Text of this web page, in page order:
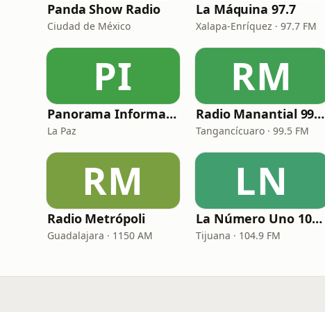
Panda Show Radio
Ciudad de México
La Máquina 97.7
Xalapa-Enríquez · 97.7 FM
PI
Panorama Informativo
La Paz
RM
Radio Manantial 99.5 FM XHTGM
Tangancícuaro · 99.5 FM
RM
Radio Metrópoli
Guadalajara · 1150 AM
LN
La Número Uno 104.9 FM
Tijuana · 104.9 FM